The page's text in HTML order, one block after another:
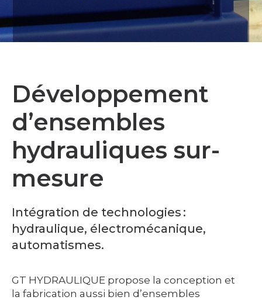
Développement
d’ensembles
hydrauliques sur-
mesure
Intégration de technologies :
hydraulique, électromécanique,
automatismes.
GT HYDRAULIQUE propose la conception et
la fabrication aussi bien d’ensembles